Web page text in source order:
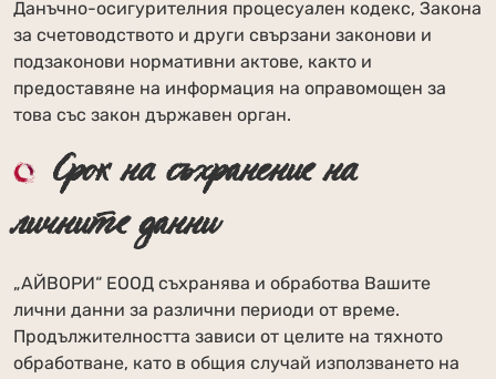
Данъчно-осигурителния процесуален кодекс, Закона
за счетоводството и други свързани законови и
подзаконови нормативни актове, както и
предоставяне на информация на оправомощен за
това със закон държавен орган.
Срок на съхранение на
личните данни
„АЙВОРИ“ ЕООД съхранява и обработва Вашите
лични данни за различни периоди от време.
Продължителността зависи от целите на тяхното
обработване, като в общия случай използването на